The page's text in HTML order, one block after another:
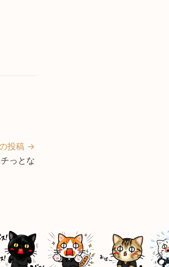
投稿 →
っとな